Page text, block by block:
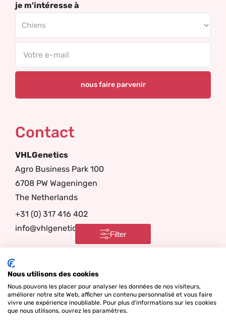
Filter
je m'intéresse à
Contact
VHLGenetics
Agro Business Park 100
6708 PW Wageningen
The Netherlands
+31 (0) 317 416 402
info@vhlgenetics.com
Follow us
Nous utilisons des cookies
Nous pouvons les placer pour analyser les données de nos visiteurs,
améliorer notre site Web, afficher un contenu personnalisé et vous faire
vivre une expérience inoubliable. Pour plus d'informations sur les cookies
que nous utilisons, ouvrez les paramètres.